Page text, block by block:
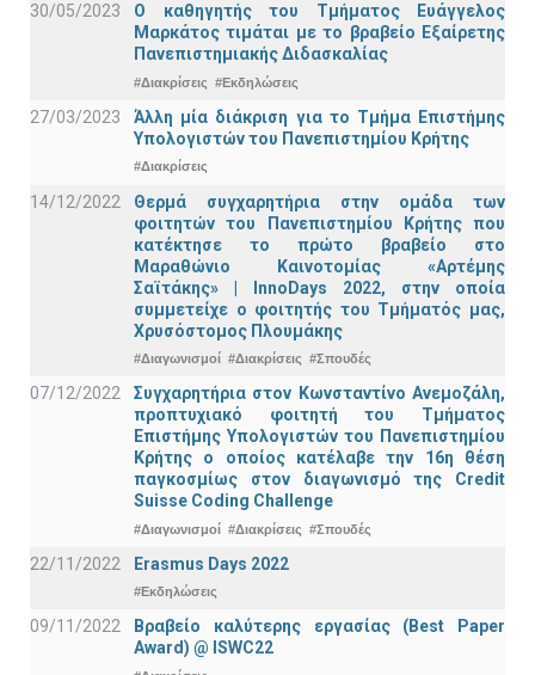
30/05/2023
Ο καθηγητής του Τμήματος Ευάγγελος
Μαρκάτος τιμάται με το βραβείο Εξαίρετης
Πανεπιστημιακής Διδασκαλίας
#Διακρίσεις #Εκδηλώσεις
27/03/2023
Άλλη μία διάκριση για το Τμήμα Επιστήμης
Υπολογιστών του Πανεπιστημίου Κρήτης
#Διακρίσεις
14/12/2022
Θερμά συγχαρητήρια στην ομάδα των
φοιτητών του Πανεπιστημίου Κρήτης που
κατέκτησε το πρώτο βραβείο στο
Μαραθώνιο Καινοτομίας «Αρτέμης
Σαϊτάκης» | InnoDays 2022, στην οποία
συμμετείχε ο φοιτητής του Τμήματός μας,
Χρυσόστομος Πλουμάκης
#Διαγωνισμοί #Διακρίσεις #Σπουδές
07/12/2022
Συγχαρητήρια στον Κωνσταντίνο Ανεμοζάλη,
προπτυχιακό φοιτητή του Τμήματος
Επιστήμης Υπολογιστών του Πανεπιστημίου
Κρήτης ο οποίος κατέλαβε την 16η θέση
παγκοσμίως στον διαγωνισμό της Credit
Suisse Coding Challenge
#Διαγωνισμοί #Διακρίσεις #Σπουδές
22/11/2022 Erasmus Days 2022
#Εκδηλώσεις
09/11/2022
Βραβείο καλύτερης εργασίας (Best Paper
Award) @ ISWC22